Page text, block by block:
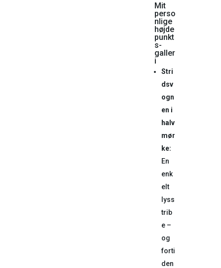
Mit
perso
nlige
højde
punkt
s-
galler
i
Stri
dsv
ogn
en i
halv
mør
ke:
En
enk
elt
lyss
trib
e –
og
forti
den